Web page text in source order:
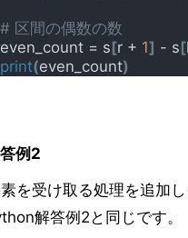
# 区間の偶数の数
even_count = s[r + 1] - s[l
print(even_count)
例2
を受け取る処理を追加
解答例2と同じです。